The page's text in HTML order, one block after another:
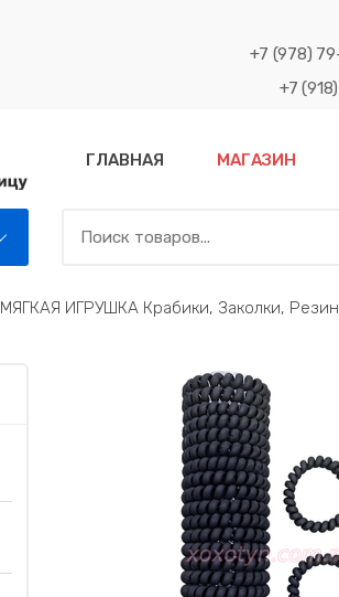
+7 (978)
+7
ГЛАВНАЯ МАГАЗИН
МЯГКАЯ ИГРУШКА Крабики, Заколки,